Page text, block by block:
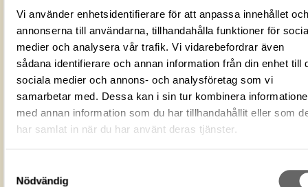
Vi använder enhetsidentifierare för att anpassa innehållet och
annonserna till användarna, tillhandahålla funktioner för
medier och analysera vår trafik. Vi vidarebefordrar även
sådana identifierare och annan information från din enhet till
sociala medier och annons- och analysföretag som vi
samarbetar med. Dessa kan i sin tur kombinera
med annan information som du har tillhandahållit eller som
har samlat in när du har använt deras tjänster.
Nödvändig
Förmålsbenämning Nål
Föremålsnummer
419394_HST
ID‑nummer
9508B80E-C102-4333-BF41-
EDD6AE57DEF0
Fotograf
Åhlin, Christer
Fotodatum 2011-10-20
Licens för media
Du får bearbeta och dela verket
du anger upphovsperson och
Museum